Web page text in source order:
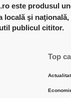
locală şi
publicul cititor.
Top